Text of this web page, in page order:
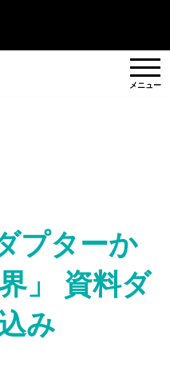
ー
品
プターか
」 資料ダ
み